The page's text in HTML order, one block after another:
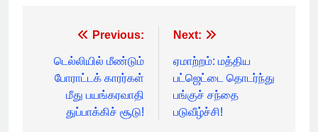
navigation
Previous:
டெல்லியில் மீண்டும்
போராட்டக் காரர்கள்
மீது பயங்கரவாதி
துப்பாக்கிச் சூடு!
Next:
ஏமாற்றம்: மத்திய
பட்ஜெட்டை தொடர்ந்து
பங்குச் சந்தை
படுவீழ்ச்சி!